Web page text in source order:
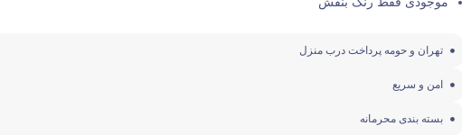
تهران و حومه پرداخت درب منزل
امن و سریع
بسته بندی محرمانه